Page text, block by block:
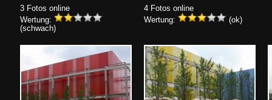
3 Fotos online
Wertung:
(schwach)
4 Fotos online
Wertung:
(ok)